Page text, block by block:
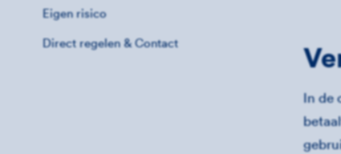
Eigen risico
Direct regelen & Contact
In de